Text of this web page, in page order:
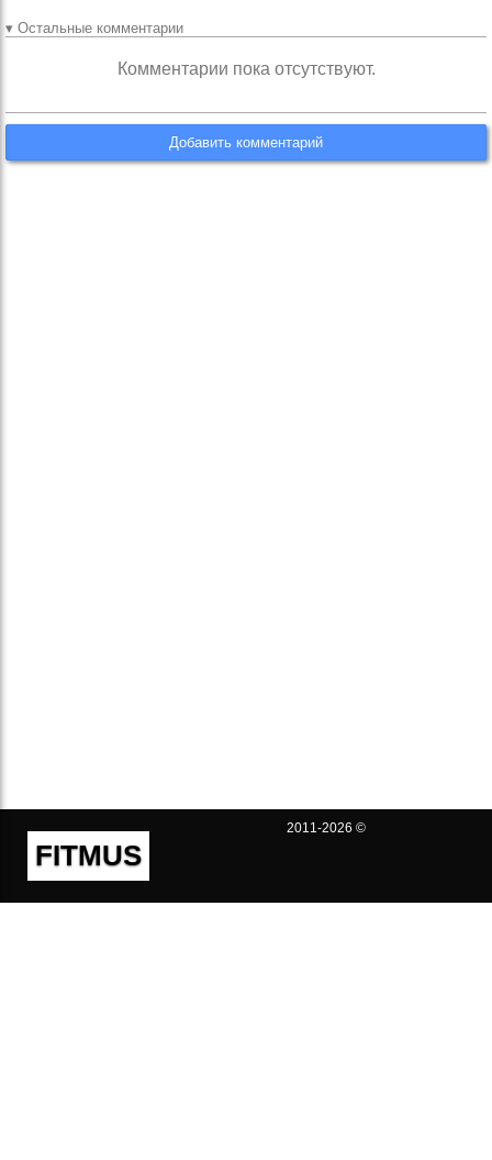
▾ Остальные комментарии
Комментарии пока отсутствуют.
Добавить комментарий
FITMUS
2011-2026 ©